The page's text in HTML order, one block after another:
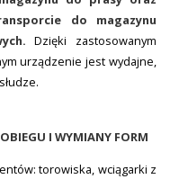
do magazynu
Dzięki zastosowanym
urządzenie jest wydajne,
I WYMIANY FORM
torowiska, wciągarki z